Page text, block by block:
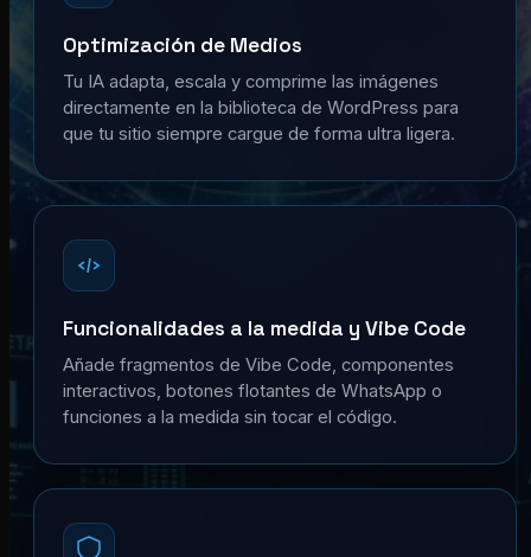
Optimización de Medios
Tu IA adapta, escala y comprime las imágenes
directamente en la biblioteca de WordPress para
que tu sitio siempre cargue de forma ultra ligera.
Funcionalidades a la medida y Vibe Code
Añade fragmentos de Vibe Code, componentes
interactivos, botones flotantes de WhatsApp o
funciones a la medida sin tocar el código.